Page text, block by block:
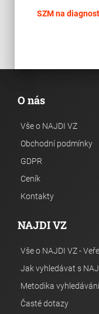
O nás
Vše o NAJDI VZ
Obchodní podmínky
GDPR
Ceník
Kontakty
NAJDI VZ
Vše o NAJDI VZ -
Jak vyhledávat s
Metodika
Časté dotazy